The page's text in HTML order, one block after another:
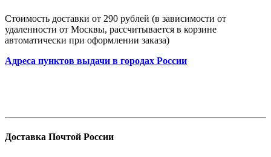
Стоимость доставки от 290 рублей (в зависимости от
удаленности от Москвы, рассчитывается в корзине
автоматически при оформлении заказа)
Адреса пунктов выдачи в городах России
Доставка Почтой России